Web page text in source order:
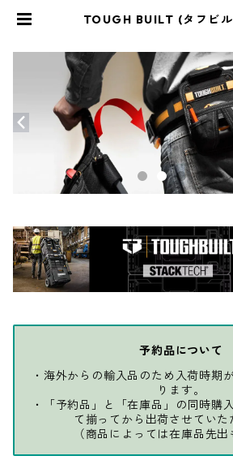
TOUGH BUILT (タフビ
予約品について
・海外からの輸入品のため入荷時期
ります。
・「予約品」と「在庫品」の同時購
て揃ってから出荷させていた
（商品によっては在庫品先出